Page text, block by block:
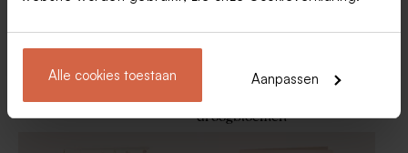
Alle cookies toestaan Aanpassen
en goudfolie bloemenkrans
Menukaart lentefeest in
stolpvorm met
droogbloemen